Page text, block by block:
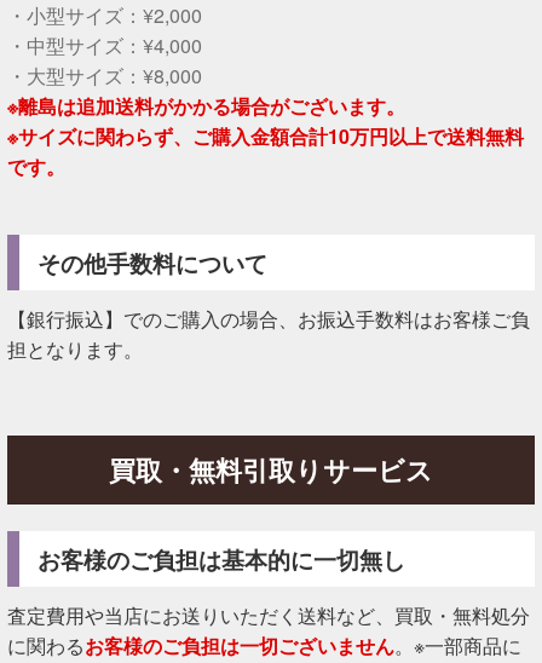
・小型サイズ：¥2,000
・中型サイズ：¥4,000
・大型サイズ：¥8,000
※離島は追加送料がかかる場合がございます。
※サイズに関わらず、ご購入金額合計10万円以上で送料無料
です。
その他手数料について
【銀行振込】でのご購入の場合、お振込手数料はお客様ご負
担となります。
買取・無料引取りサービス
お客様のご負担は基本的に一切無し
査定費用や当店にお送りいただく送料など、買取・無料処分
に関わるお客様のご負担は一切ございません。※一部商品に